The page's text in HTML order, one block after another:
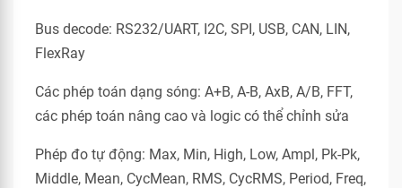
Bus decode: RS232/UART, I2C, SPI, USB, CAN, LIN,
FlexRay
Các phép toán dạng sóng: A+B, A-B, AxB, A/B, FFT,
các phép toán nâng cao và logic có thể chỉnh sửa
Phép đo tự động: Max, Min, High, Low, Ampl, Pk-Pk,
Middle, Mean, CycMean, RMS, CycRMS, Period, Freq,